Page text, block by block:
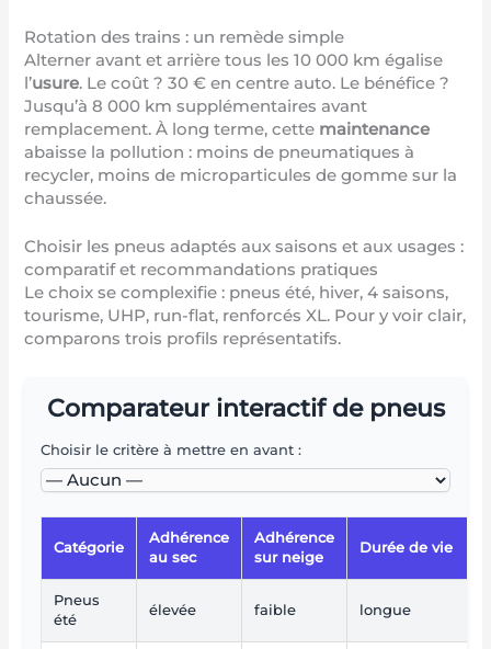
Rotation des trains : un remède simple
Alterner avant et arrière tous les 10 000 km égalise
l’usure. Le coût ? 30 € en centre auto. Le bénéfice ?
Jusqu’à 8 000 km supplémentaires avant
remplacement. À long terme, cette maintenance
abaisse la pollution : moins de pneumatiques à
recycler, moins de microparticules de gomme sur la
chaussée.
Choisir les pneus adaptés aux saisons et aux usages :
comparatif et recommandations pratiques
Le choix se complexifie : pneus été, hiver, 4 saisons,
tourisme, UHP, run-flat, renforcés XL. Pour y voir clair,
comparons trois profils représentatifs.
Comparateur interactif de pneus
Choisir le critère à mettre en avant :
Catégorie
Adhérence
au sec
Adhérence
sur neige
Durée de vie
Pneus
été
élevée faible longue